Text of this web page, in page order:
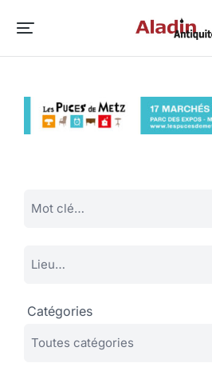
Catégories